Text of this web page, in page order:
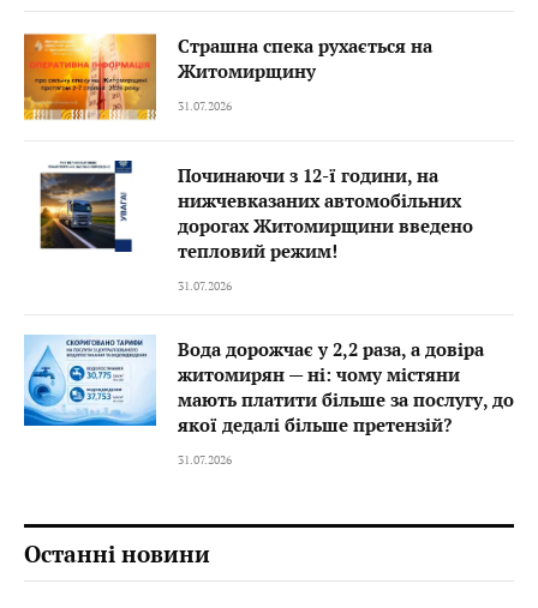
Страшна спека рухається на
Житомирщину
31.07.2026
Починаючи з 12-ї години, на
нижчевказаних автомобільних
дорогах Житомирщини введено
тепловий режим!
31.07.2026
Вода дорожчає у 2,2 раза, а довіра
житомирян — ні: чому містяни
мають платити більше за послугу, до
якої дедалі більше претензій?
31.07.2026
Останні новини